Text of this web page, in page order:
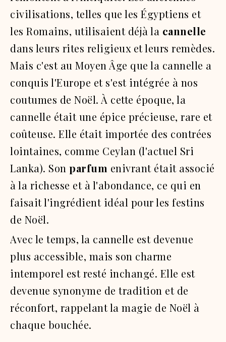
civilisations, telles que les Égyptiens et
les Romains, utilisaient déjà la cannelle
dans leurs rites religieux et leurs remèdes.
Mais c'est au Moyen Âge que la cannelle a
conquis l'Europe et s'est intégrée à nos
coutumes de Noël. À cette époque, la
cannelle était une épice précieuse, rare et
coûteuse. Elle était importée des contrées
lointaines, comme Ceylan (l'actuel Sri
Lanka). Son parfum enivrant était associé
à la richesse et à l'abondance, ce qui en
faisait l'ingrédient idéal pour les festins
de Noël.
Avec le temps, la cannelle est devenue
plus accessible, mais son charme
intemporel est resté inchangé. Elle est
devenue synonyme de tradition et de
réconfort, rappelant la magie de Noël à
chaque bouchée.